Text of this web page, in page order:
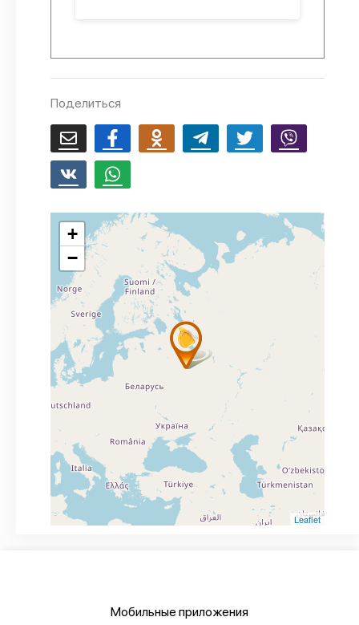
Поделиться
+
−
Leaflet
Мобильные приложения